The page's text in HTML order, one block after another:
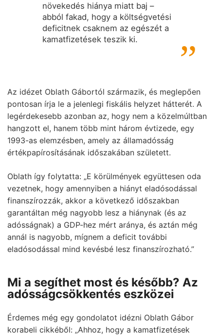
növekedés hiánya miatt baj –
abból fakad, hogy a költségvetési
deficitnek csaknem az egészét a
kamatfizetések teszik ki.
Az idézet Oblath Gábortól származik, és meglepően
pontosan írja le a jelenlegi fiskális helyzet hátterét. A
legérdekesebb azonban az, hogy nem a közelmúltban
hangzott el, hanem több mint három évtizede, egy
1993-as elemzésben, amely az államadósság
értékpapírosításának időszakában született.
Oblath így folytatta: „E körülmények együttesen oda
vezetnek, hogy amennyiben a hiányt eladósodással
finanszírozzák, akkor a következő időszakban
garantáltan még nagyobb lesz a hiánynak (és az
adósságnak) a GDP-hez mért aránya, és aztán még
annál is nagyobb, mígnem a deficit további
eladósodással mind kevésbé lesz finanszírozható.”
Mi a segíthet most és később? Az
adósságcsökkentés eszközei
Érdemes még egy gondolatot idézni Oblath Gábor
korabeli cikkéből: „Ahhoz, hogy a kamatfizetések